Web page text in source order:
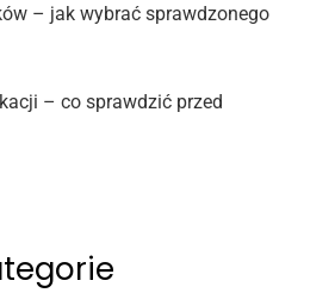
– jak wybrać sprawdzonego
– co sprawdzić przed